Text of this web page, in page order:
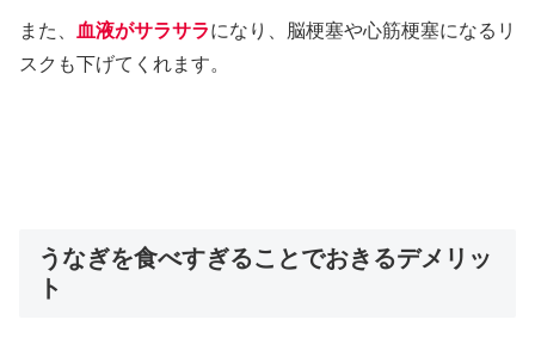
また、 血液がサラサラになり、脳梗塞や心筋梗塞になるリ
スクも下げてくれます。
うなぎを食べすぎることでおきるデメリッ
ト